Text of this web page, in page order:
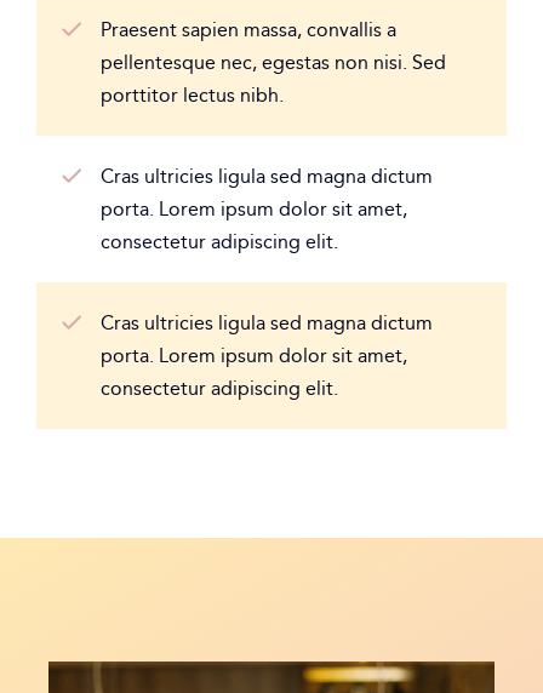
Praesent sapien massa, convallis a
pellentesque nec, egestas non nisi. Sed
porttitor lectus nibh.
Cras ultricies ligula sed magna dictum
porta. Lorem ipsum dolor sit amet,
consectetur adipiscing elit.
Cras ultricies ligula sed magna dictum
porta. Lorem ipsum dolor sit amet,
consectetur adipiscing elit.